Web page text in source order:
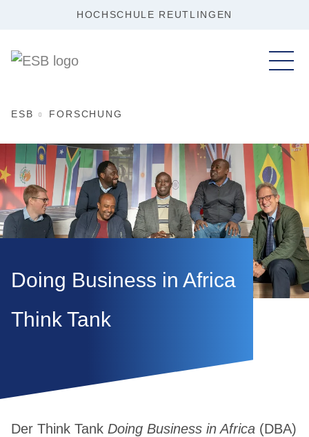
HOCHSCHULE REUTLINGEN
ESB FORSCHUNG
Doing Business in Africa
Think Tank
Der Think Tank Doing Business in Africa (DBA)